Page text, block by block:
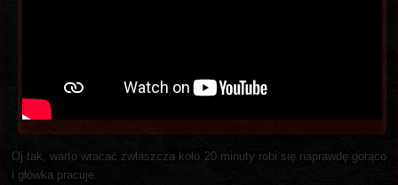
Oj tak, warto wracać zwłaszcza koło 20 minuty robi się naprawdę gorąco
i główka pracuje.